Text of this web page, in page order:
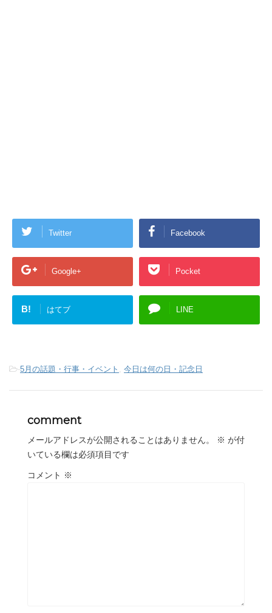
Twitter Facebook
Google+ Pocket
B! はてブ LINE
-5月の話題・行事・イベント 今日は何の日・記念日
comment
メールアドレスが公開されることはありません。 ※ が付
いている欄は必須項目です
コメント ※